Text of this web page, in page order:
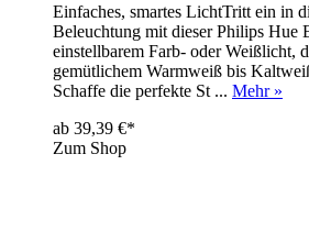
Einfaches, smartes LichtTritt ein in
Beleuchtung mit dieser Philips Hue
einstellbarem Farb- oder Weißlicht,
gemütlichem Warmweiß bis
Schaffe die perfekte St ... Mehr »
ab 39,39 €*
Zum Shop